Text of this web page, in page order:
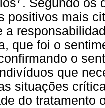
. Segundo os
positivos mais
a
que foi o
o
que
situações
do tratamento